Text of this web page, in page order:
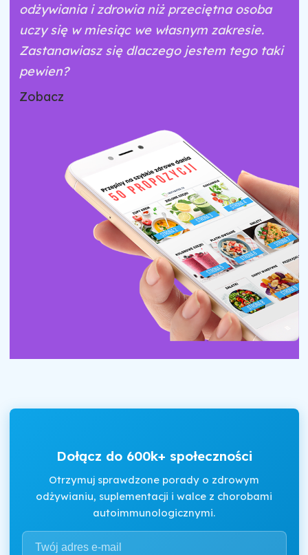
odżywiania i zdrowia niż przeciętna osoba
uczy się w miesiąc we własnym zakresie.
Zastanawiasz się dlaczego jestem tego taki
pewien?
Zobacz
Dołącz do 600k+ społeczności
Otrzymuj sprawdzone porady o zdrowym
odżywianiu, suplementacji i walce z chorobami
autoimmunologicznymi.